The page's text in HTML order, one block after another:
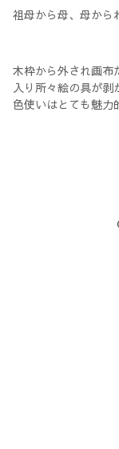
祖母から母、母から
木枠から外され画布
入り所々絵の具が剥
色使いはとても魅力